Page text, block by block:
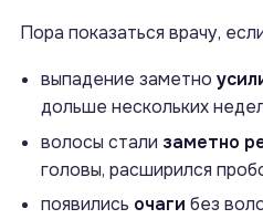
Пора показаться врачу,
выпадение заметно
дольше нескольких
волосы стали заметно
головы, расширился
появились очаги без